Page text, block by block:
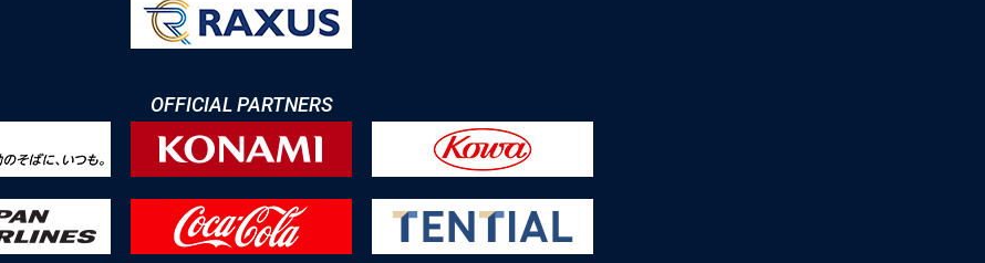
OFFICIAL PARTNERS